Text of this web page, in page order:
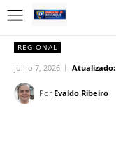
REGIONAL
julho 7, 2026 Atualizado:
Por Evaldo Ribeiro